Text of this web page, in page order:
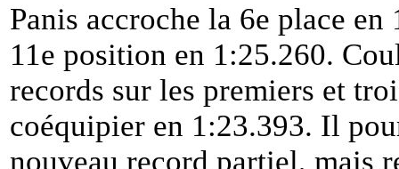
Panis accroche la 6e place
11e position en 1:25.260.
records sur les premiers et
coéquipier en 1:23.393. Il
nouveau record partiel, mais